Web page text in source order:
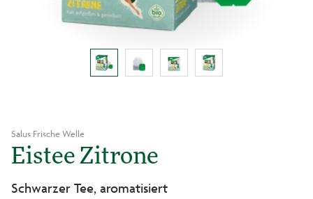
Salus Frische Welle
Eistee Zitrone
Schwarzer Tee, aromatisiert